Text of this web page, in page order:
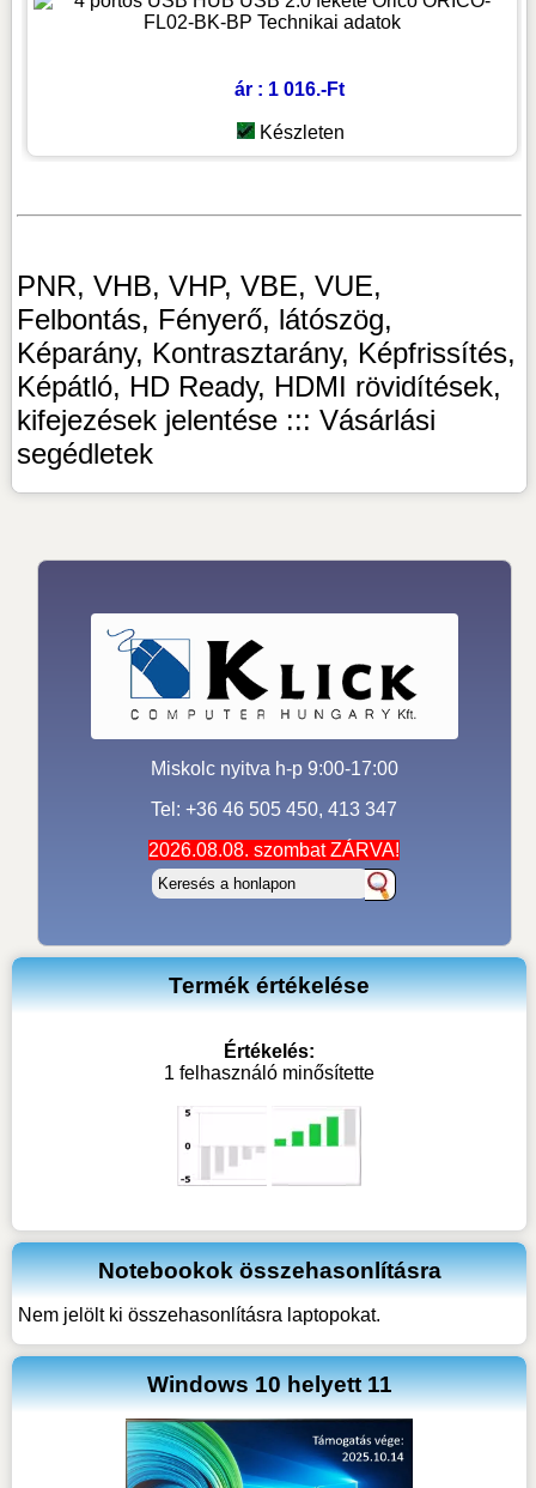
ár : 1 016.-Ft
Készleten
PNR, VHB, VHP, VBE, VUE,
Felbontás, Fényerő, látószög,
Képarány, Kontrasztarány, Képfrissítés,
Képátló, HD Ready, HDMI rövidítések,
kifejezések jelentése ::: Vásárlási
segédletek
Miskolc nyitva h-p 9:00-17:00
Tel: +36 46 505 450, 413 347
2026.08.08. szombat ZÁRVA!
Termék értékelése
Értékelés:
1 felhasználó minősítette
Notebookok összehasonlításra
Nem jelölt ki összehasonlításra laptopokat.
Windows 10 helyett 11